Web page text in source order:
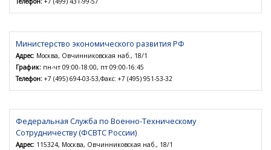
Министерство экономического развития РФ
Адрес: Москва, Овчинниковская наб., 18/1
График: пн-чт 09:00-18:00, пт 09:00-16:45
Телефон: +7 (495) 694-03-53,Факс: +7 (495) 951-53-32
Федеральная Служба по Военно-Техническому
Сотрудничеству (ФСВТС России)
Адрес: 115324, Москва, Овчинниковская наб., 18/1